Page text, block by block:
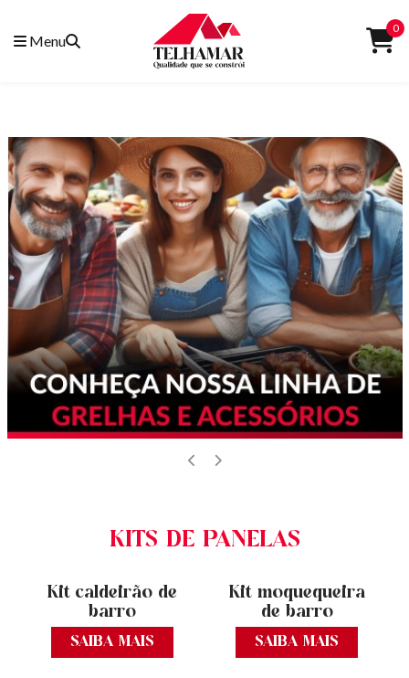
Menu
0
KITS DE PANELAS
Kit caldeirão de
barro
SAIBA MAIS
Kit moquequeira
de barro
SAIBA MAIS